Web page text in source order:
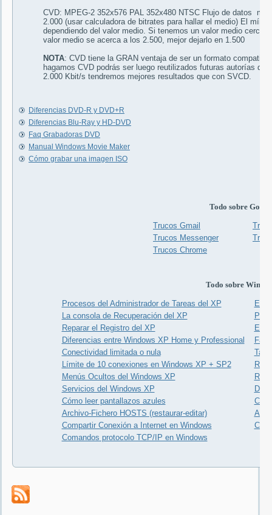
CVD: MPEG-2 352x576 PAL 352x480 NTSC Flujo de datos
2.000 (usar calculadora de bitrates para hallar el medio) El
dependiendo del valor medio. Si tenemos un valor medio
valor medio se acerca a los 2.500, mejor dejarlo en 1.500
NOTA: CVD tiene la GRAN ventaja de ser un formato
hagamos CVD podrás ser luego reutilizados futuras autorías
2.000 Kbit/s tendremos mejores resultados que con SVCD.
Diferencias DVD-R y DVD+R
Diferencias Blu-Ray y HD-DVD
Faq Grabadoras DVD
Manual Windows Movie Maker
Cómo grabar una imagen ISO
Todo sobre
Trucos Gmail
Trucos Messenger
Trucos Chrome
Todo sobre
Procesos del Administrador de Tareas del XP
El
La consola de Recuperación del XP
Reparar el Registro del XP
Diferencias entre Windows XP Home y Professional
Faq
Conectividad limitada o nula
Límite de 10 conexiones en Windows XP + SP2
Menús Ocultos del Windows XP
Servicios del Windows XP
Cómo leer pantallazos azules
Archivo-Fichero HOSTS (restaurar-editar)
Compartir Conexión a Internet en Windows
Comandos protocolo TCP/IP en Windows